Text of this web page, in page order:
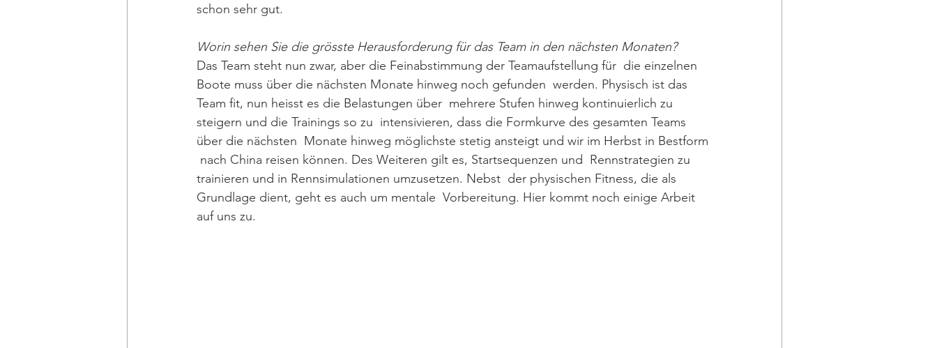
schon sehr gut.
Worin sehen Sie die grösste Herausforderung für das Team in den nächsten Monaten?
Das Team steht nun zwar, aber die Feinabstimmung der Teamaufstellung für  die einzelnen
Boote muss über die nächsten Monate hinweg noch gefunden  werden. Physisch ist das
Team fit, nun heisst es die Belastungen über  mehrere Stufen hinweg kontinuierlich zu
steigern und die Trainings so zu  intensivieren, dass die Formkurve des gesamten Teams
über die nächsten  Monate hinweg möglichste stetig ansteigt und wir im Herbst in Bestform
nach China reisen können. Des Weiteren gilt es, Startsequenzen und  Rennstrategien zu
trainieren und in Rennsimulationen umzusetzen. Nebst  der physischen Fitness, die als
Grundlage dient, geht es auch um mentale  Vorbereitung. Hier kommt noch einige Arbeit
auf uns zu.